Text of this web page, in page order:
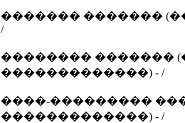
������� �������
/
�������� �������
�������������) - /
����-���������
�������������) - /